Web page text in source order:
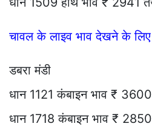
चावल के लाइव भाव देखने के
डबरा मंडी
धान 1121 कंबाइन भाव ₹
धान 1718 कंबाइन भाव ₹